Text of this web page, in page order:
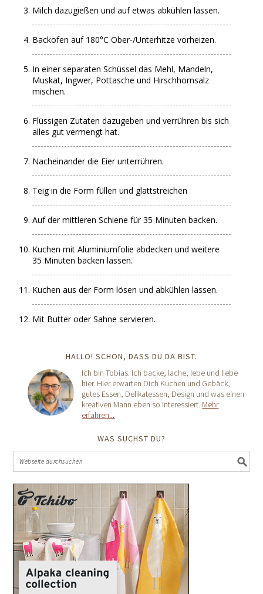
Milch dazugießen und auf etwas abkühlen lassen.
Backofen auf 180°C Ober-/Unterhitze vorheizen.
In einer separaten Schüssel das Mehl, Mandeln,
Muskat, Ingwer, Pottasche und Hirschhornsalz
mischen.
Flüssigen Zutaten dazugeben und verrühren bis sich
alles gut vermengt hat.
Nacheinander die Eier unterrühren.
Teig in die Form füllen und glattstreichen
Auf der mittleren Schiene für 35 Minuten backen.
Kuchen mit Aluminiumfolie abdecken und weitere
35 Minuten backen lassen.
Kuchen aus der Form lösen und abkühlen lassen.
Mit Butter oder Sahne servieren.
HALLO! SCHÖN, DASS DU DA BIST.
Ich bin Tobias. Ich backe, lache, lebe und liebe
hier. Hier erwarten Dich Kuchen und Gebäck,
gutes Essen, Delikatessen, Design und was einen
kreativen Mann eben so interessiert. Mehr
erfahren...
WAS SUCHST DU?